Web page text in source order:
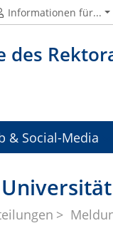
des
Informationen für...
& Social-Media